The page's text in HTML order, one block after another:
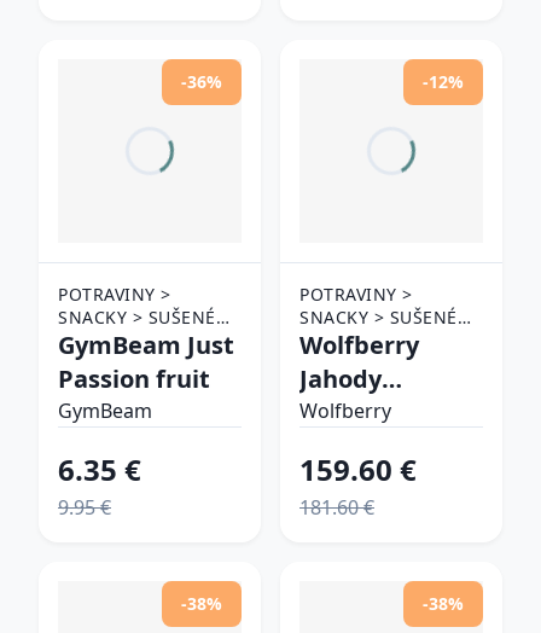
-36%
POTRAVINY >
SNACKY > SUŠENÉ
OVOCIE
GymBeam Just
Passion fruit
GymBeam
6.35 €
9.95 €
-12%
POTRAVINY >
SNACKY > SUŠENÉ
OVOCIE
Wolfberry
Jahody
lyofilizované
mrazom
Wolfberry
159.60 €
181.60 €
-38% -38%